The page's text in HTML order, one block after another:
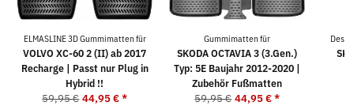
ELMASLINE 3D Gummimatten für
VOLVO XC-60 2 (II) ab 2017
Recharge | Passt nur Plug in
Hybrid !!
59,95 € 44,95 €*
Gummimatten für
SKODA OCTAVIA 3 (3.Gen.)
Typ: 5E Baujahr 2012-2020 |
Zubehör Fußmatten
59,95 € 44,95 €*